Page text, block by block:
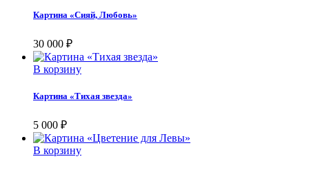
Картина «Сияй, Любовь»
30 000 ₽
В корзину
Картина «Тихая звезда»
5 000 ₽
В корзину